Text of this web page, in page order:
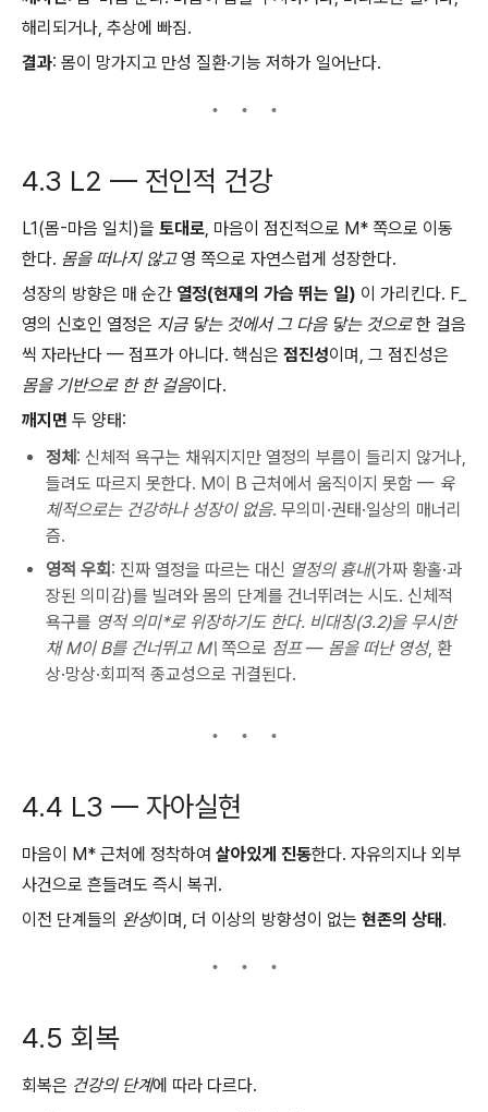
해리되거나, 추상에 빠짐.
결과: 몸이 망가지고 만성 질환·기능 저하가 일어난다.
4.3 L2 — 전인적 건강
L1(몸-마음 일치)을 토대로, 마음이 점진적으로 M* 쪽으로 이동
한다. 몸을 떠나지 않고영 쪽으로 자연스럽게 성장한다.
성장의 방향은 매 순간 열정(현재의 가슴 뛰는 일) 이 가리킨다. F_
영의 신호인 열정은 지금 닿는 것에서 그 다음 닿는 것으로한 걸음
씩 자라난다 — 점프가 아니다. 핵심은 점진성이며, 그 점진성은
몸을 기반으로 한 한 걸음이다.
깨지면 두 양태:
정체 : 신체적 욕구는 채워지지만 열정의 부름이 들리지 않거나,
들려도 따르지 못한다. M이 B 근처에서 움직이지 못함 — 육
체적으로는 건강하나 성장이 없음. 무의미·권태·일상의 매너리
즘.
영적 우회 : 진짜 열정을 따르는 대신 열정의 흉내(가짜 황홀·과
장된 의미감)를 빌려와 몸의 단계를 건너뛰려는 시도. 신체적
욕구를 영적 의미*로 위장하기도 한다. 비대칭(3.2)을 무시한
채 M이 B를 건너뛰고 M\ 쪽으로 점프— 몸을 떠난 영성, 환
상·망상·회피적 종교성으로 귀결된다.
4.4 L3 — 자아실현
마음이 M* 근처에 정착하여 살아있게 진동한다. 자유의지나 외부
사건으로 흔들려도 즉시 복귀.
이전 단계들의 완성이며, 더 이상의 방향성이 없는 현존의 상태 .
4.5 회복
회복은 건강의 단계에 따라 다르다.